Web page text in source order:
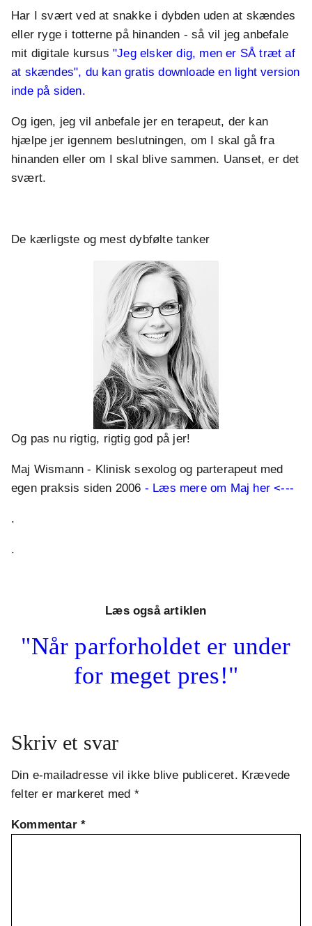
Har I svært ved at snakke i dybden uden at skændes
eller ryge i totterne på hinanden - så vil jeg anbefale
mit digitale kursus "Jeg elsker dig, men er SÅ træt af
at skændes", du kan gratis downloade en light version
inde på siden.
Og igen, jeg vil anbefale jer en terapeut, der kan
hjælpe jer igennem beslutningen, om I skal gå fra
hinanden eller om I skal blive sammen. Uanset, er det
svært.
De kærligste og mest dybfølte tanker
Og pas nu rigtig, rigtig god på jer!
Maj Wismann - Klinisk sexolog og parterapeut med
egen praksis siden 2006 - Læs mere om Maj her <---
.
.
Læs også artiklen
"Når parforholdet er under
for meget pres!"
Skriv et svar
Din e-mailadresse vil ikke blive publiceret. Krævede
felter er markeret med *
Kommentar *